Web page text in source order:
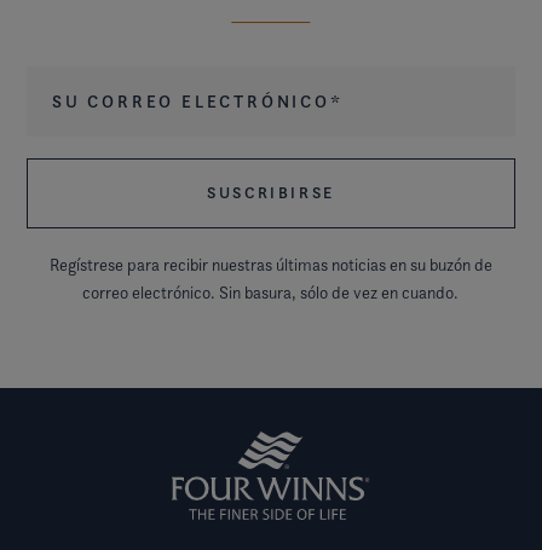
Regístrese para recibir nuestras últimas noticias en su buzón de
correo electrónico. Sin basura, sólo de vez en cuando.